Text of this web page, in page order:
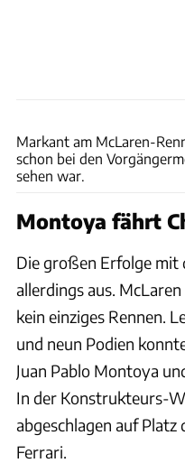
Markant am McLaren-
schon bei den
sehen war.
Montoya fährt
Die großen Erfolge mit
allerdings aus.
kein einziges Rennen.
und neun Podien
Juan Pablo Montoya
In der Konstrukteurs-
abgeschlagen auf
Ferrari.